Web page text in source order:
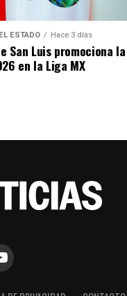
ESTADO Hace 3 días
San Luis promociona la
en la Liga MX